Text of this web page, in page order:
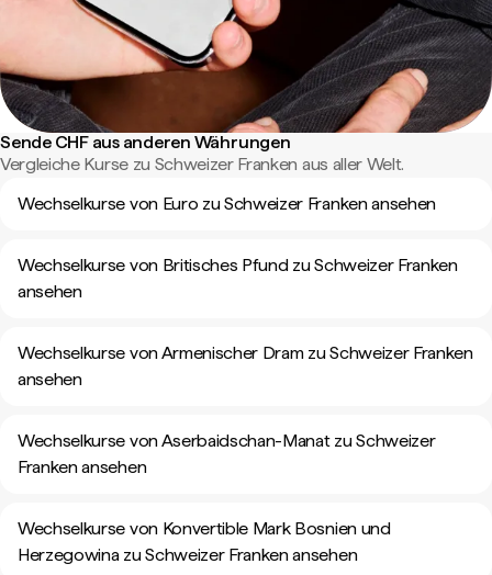
Sende CHF aus anderen Währungen
Vergleiche Kurse zu Schweizer Franken aus aller Welt.
Wechselkurse von Euro zu Schweizer Franken ansehen
Wechselkurse von Britisches Pfund zu Schweizer Franken
ansehen
Wechselkurse von Armenischer Dram zu Schweizer Franken
ansehen
Wechselkurse von Aserbaidschan-Manat zu Schweizer
Franken ansehen
Wechselkurse von Konvertible Mark Bosnien und
Herzegowina zu Schweizer Franken ansehen